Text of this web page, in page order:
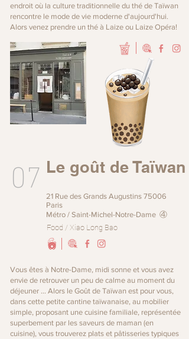
endroit où la culture traditionnelle du thé de Taïwan
rencontre le mode de vie moderne d'aujourd'hui.
Alors venez prendre un thé à Laize ou Laize Opéra!
Food / Xiao Long Bao
21 Rue des Grands Augustins 75006
Paris
Métro / Saint-Michel-Notre-Dame ④
Le goût de Taïwan
07
Vous êtes à Notre-Dame, midi sonne et vous avez
envie de retrouver un peu de calme au moment du
déjeuner … Alors le Goût de Taïwan est pour vous,
dans cette petite cantine taïwanaise, au mobilier
simple, proposant une cuisine familiale, représentée
superbement par les saveurs de maman (en
cuisine), vous trouverez plats et pâtisseries typiques